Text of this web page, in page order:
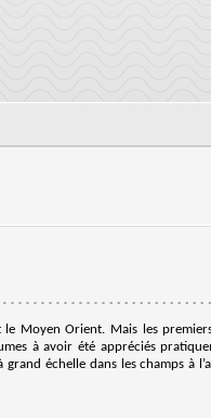
Moyen Orient. Mais les
à avoir été appréciés
échelle dans les champs à